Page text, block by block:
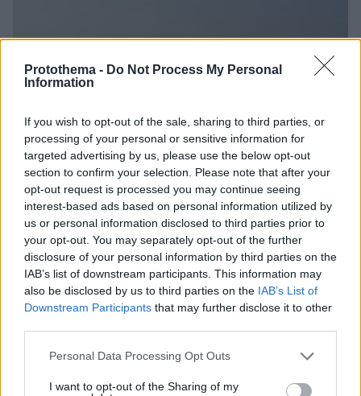
Protothema - Do Not Process My Personal
Information
If you wish to opt-out of the sale, sharing to third parties, or
processing of your personal or sensitive information for
targeted advertising by us, please use the below opt-out
section to confirm your selection. Please note that after your
opt-out request is processed you may continue seeing
interest-based ads based on personal information utilized by
us or personal information disclosed to third parties prior to
your opt-out. You may separately opt-out of the further
disclosure of your personal information by third parties on the
IAB’s list of downstream participants. This information may
also be disclosed by us to third parties on the IAB’s List of
Downstream Participants that may further disclose it to other
Please note that this website/app uses one or more Google
not limited to your visit or usage behaviour. You may click to
Personal Data Processing Opt Outs
I want to opt-out of the Sharing of my
Loaded
100.00%
Ελικόπτερο «πάρκαρε» στο Σαρακήνικο για να
κάνουν μπάνιο οι επιβάτες του, δείτε βίντεο